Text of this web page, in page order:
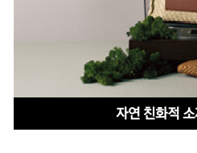
자연 친화적